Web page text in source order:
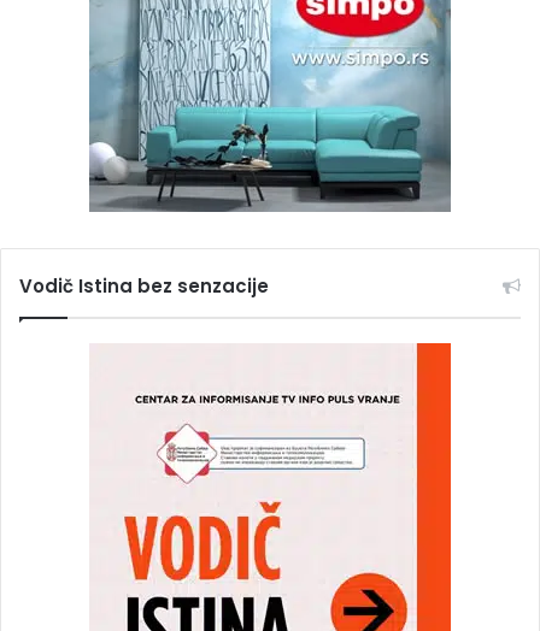
Vodič Istina bez senzacije